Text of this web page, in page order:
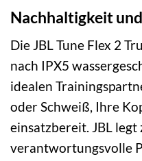
Nachhaltigkeit
Die JBL Tune Flex 2
nach IPX5
idealen
oder Schweiß, Ihre
einsatzbereit. JBL
verantwortungsvolle